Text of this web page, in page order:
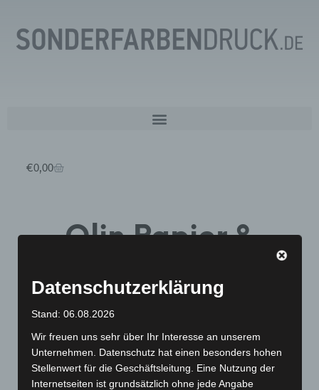
€0,00
Olin Papier &
Hüllen
Olin Smooth/Regular
Olin Briefbogen – Der Koala unter den
Papieren
Datenschutzerklärung
Stand: 06.08.2026
Wir freuen uns sehr über Ihr Interesse an unserem
Unternehmen. Datenschutz hat einen besonders hohen
Stellenwert für die Geschäftsleitung. Eine Nutzung der
Internetseiten ist grundsätzlich ohne jede Angabe